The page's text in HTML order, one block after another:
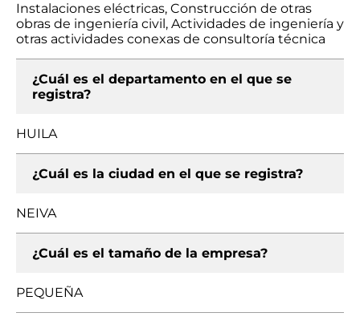
Instalaciones eléctricas, Construcción de otras
obras de ingeniería civil, Actividades de ingeniería y
otras actividades conexas de consultoría técnica
¿Cuál es el departamento en el que se
registra?
HUILA
¿Cuál es la ciudad en el que se registra?
NEIVA
¿Cuál es el tamaño de la empresa?
PEQUEÑA